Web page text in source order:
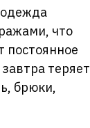
что
теряет
брюки,